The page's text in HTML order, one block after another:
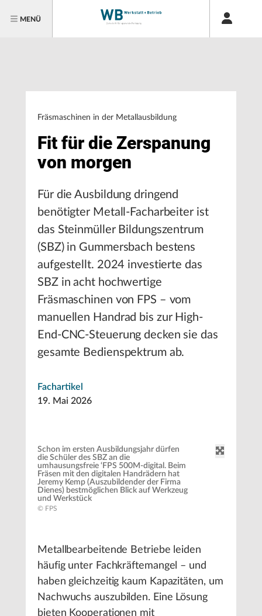
MENÜ
Fräsmaschinen in der Metallausbildung
Fit für die Zerspanung
von morgen
Für die Ausbildung dringend
benötigter Metall-Facharbeiter ist
das Steinmüller Bildungszentrum
(SBZ) in Gummersbach bestens
aufgestellt. 2024 investierte das
SBZ in acht hochwertige
Fräsmaschinen von FPS – vom
manuellen Handrad bis zur High-
End-CNC-Steuerung decken sie das
gesamte Bedienspektrum ab.
Fachartikel
19. Mai 2026
Schon im ersten Ausbildungsjahr dürfen
die Schüler des SBZ an die
umhausungsfreie ‘FPS 500M-digital. Beim
Fräsen mit den digitalen Handrädern hat
Jeremy Kemp (Auszubildender der Firma
Dienes) bestmöglichen Blick auf Werkzeug
und Werkstück
© FPS
Metallbearbeitende Betriebe leiden
häufig unter Fachkräftemangel – und
haben gleichzeitig kaum Kapazitäten, um
Nachwuchs auszubilden. Eine Lösung
bieten Kooperationen mit